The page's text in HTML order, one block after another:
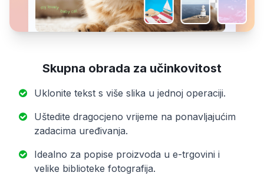
Skupna obrada za učinkovitost
Uklonite tekst s više slika u jednoj operaciji.
Uštedite dragocjeno vrijeme na ponavljajućim
zadacima uređivanja.
Idealno za popise proizvoda u e-trgovini i
velike biblioteke fotografija.